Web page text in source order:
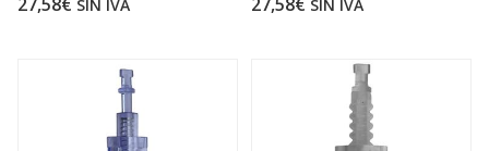
SIN IVA SIN IVA